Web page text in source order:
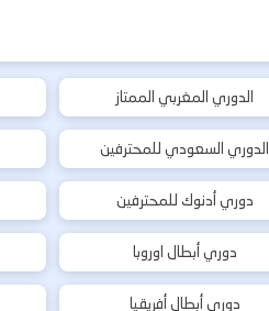
الدوري المغربي الممتاز
الدوري السعودي للمحترفين
دوري أدنوك للمحترفين
دوري أبطال اوروبا
دوري أبطال أفريقيا